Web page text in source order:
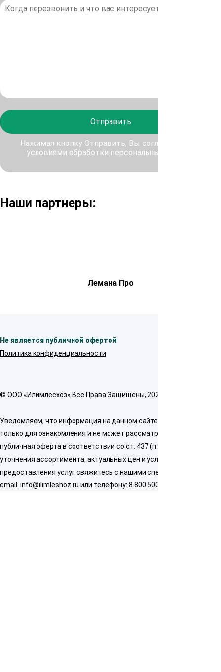
Отправить
Нажимая кнопку Отправить, Вы соглашаетесь с
условиями обработки персональных данных
Наши партнеры:
Лемана Про
Не является публичной офертой
Политика конфиденциальности
© OOO «Илимлесхоз» Все Права Защищены, 2026
Уведомляем, что информация на данном сайте предназначена
только для ознакомления и не может рассматриваться как
публичная оферта в соответствии со ст. 437 (п. 2) ГК РФ. Для
уточнения ассортимента, актуальных цен и условий
предоставления услуг свяжитесь с нашими специалистами по
email: info@ilimleshoz.ru или телефону: 8 800 500 5437